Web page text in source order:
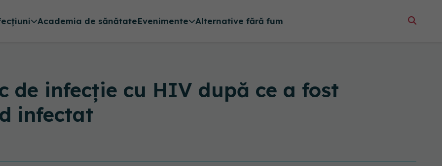
Academia de sănătateEvenimente Alternative fără fum
de infecție cu HIV după ce a fost
infectat